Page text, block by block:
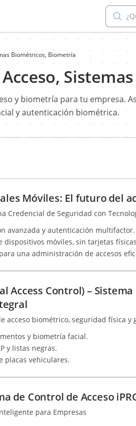
Biométricos, Biometría
y biometría para tu empresa.
y autenticación biométrica.
Móviles: El futuro del
Credencial de Seguridad con
avanzada y autenticación multifactor.
dispositivos móviles, sin tarjetas
una administración de accesos
Access Control) –
acceso biométrico, seguridad física
y biometría facial.
y listas negras.
placas vehiculares.
de Control de Acceso
para Empresas